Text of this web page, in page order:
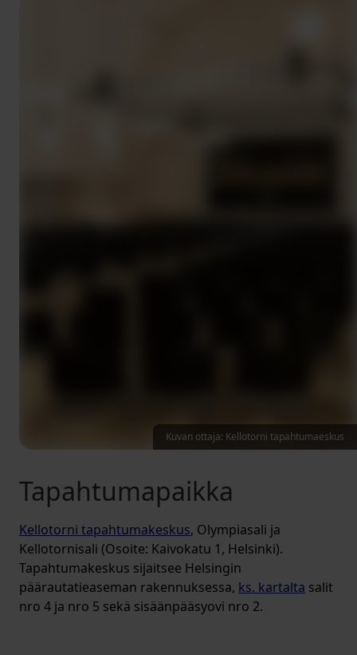
Tapahtumapaikka
Kellotorni tapahtumakeskus, Olympiasali ja
Kellotornisali (Osoite: Kaivokatu 1, Helsinki).
Tapahtumakeskus sijaitsee Helsingin
päärautatieaseman rakennuksessa, ks. kartalta salit
nro 4 ja nro 5 sekä sisäänpääsyovi nro 2.
Kuvan ottaja: Kellotorni tapahtumaeskus